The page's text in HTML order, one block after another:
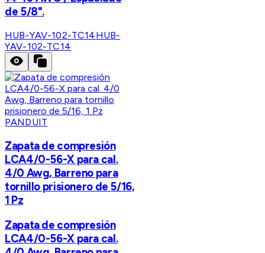
de 5/8".
HUB-YAV-102-TC14HUB-
YAV-102-TC14
PANDUIT
Zapata de compresión
LCA4/0-56-X para cal.
4/0 Awg, Barreno para
tornillo prisionero de 5/16,
1 Pz
Zapata de compresión
LCA4/0-56-X para cal.